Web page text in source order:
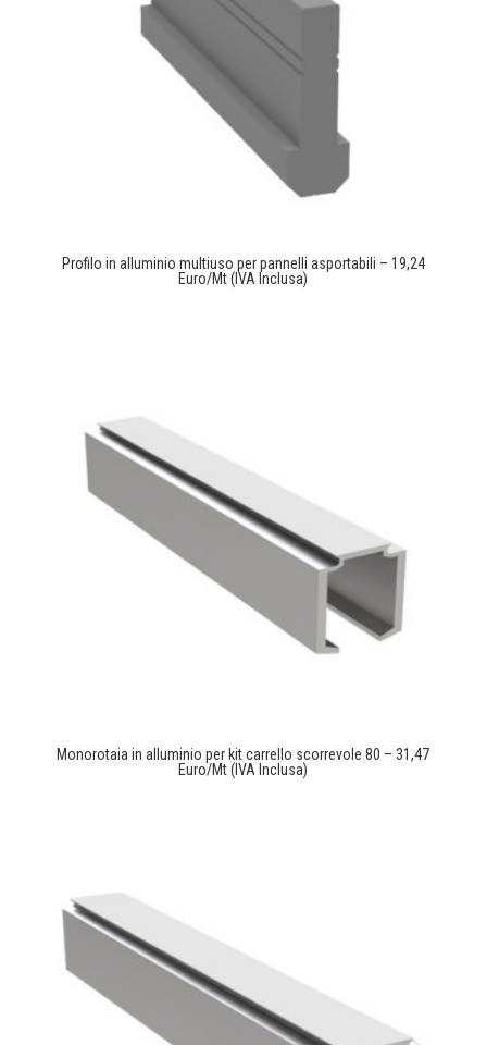
Profilo in alluminio multiuso per pannelli asportabili – 19,24
Euro/Mt (IVA Inclusa)
Monorotaia in alluminio per kit carrello scorrevole 80 – 31,47
Euro/Mt (IVA Inclusa)